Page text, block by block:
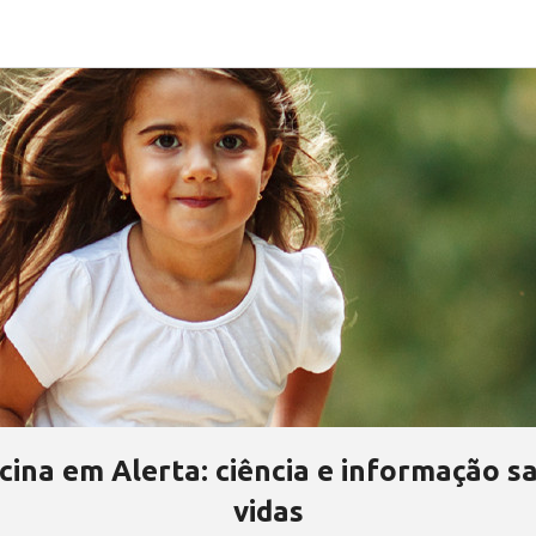
em Alerta: ciência e informação
vidas